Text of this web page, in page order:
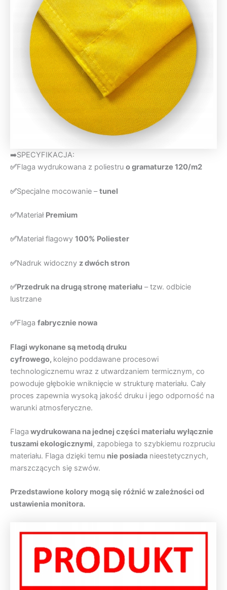
➡️SPECYFIKACJA:
✅Flaga wydrukowana z poliestru o gramaturze 120/m2
✅Specjalne mocowanie –tunel
✅Materiał Premium
✅Materiał flagowy 100% Poliester
✅Nadruk widoczny z dwóch stron
✅Przedruk na drugą stronę materiału – tzw. odbicie
lustrzane
✅Flaga fabrycznie nowa
Flagi wykonane są metodą druku
cyfrowego, kolejno poddawane procesowi
technologicznemu wraz z utwardzaniem termicznym, co
powoduje głębokie wniknięcie w strukturę materiału. Cały
proces zapewnia wysoką jakość druku i jego odporność na
warunki atmosferyczne.
Flaga wydrukowana na jednej części materiału wyłącznie
tuszami ekologicznymi, zapobiega to szybkiemu rozpruciu
materiału. Flaga dzięki temu nie posiada nieestetycznych,
marszczących się szwów.
Przedstawione kolory mogą się różnić w zależności od
ustawienia monitora.